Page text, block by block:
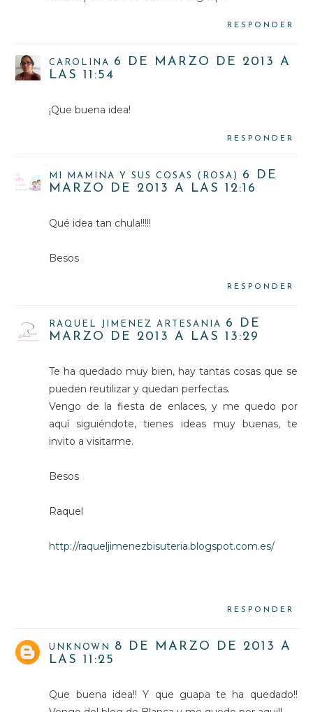
RESPONDER
CAROLINA
6 DE MARZO DE 2013 A
LAS 11:54
¡Que buena idea!
RESPONDER
MI MAMINA Y SUS COSAS (ROSA)
6 DE
MARZO DE 2013 A LAS 12:16
Qué idea tan chula!!!!!
Besos
RESPONDER
RAQUEL JIMENEZ ARTESANIA
6 DE
MARZO DE 2013 A LAS 13:29
Te ha quedado muy bien, hay tantas cosas que se
pueden reutilizar y quedan perfectas.
Vengo de la fiesta de enlaces, y me quedo por
aquí siguiéndote, tienes ideas muy buenas, te
invito a visitarme.
Besos
Raquel
http://raqueljimenezbisuteria.blogspot.com.es/
RESPONDER
UNKNOWN
8 DE MARZO DE 2013 A
LAS 11:25
Que buena idea!! Y que guapa te ha quedado!!